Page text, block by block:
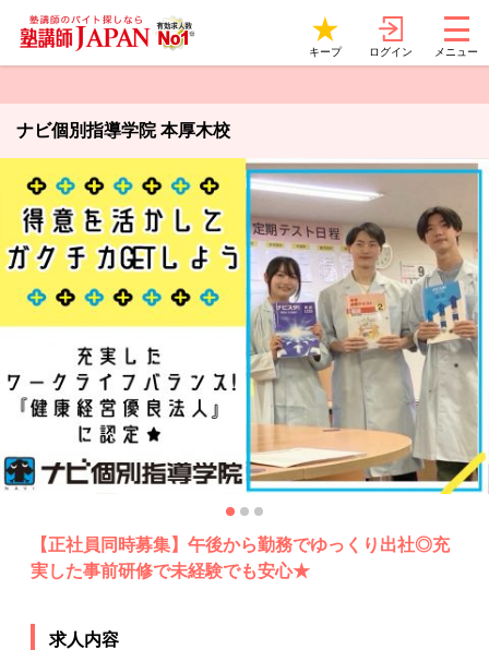
キープ ログイン メニュー
ナビ個別指導学院 本厚木校
【正社員同時募集】午後から勤務でゆっくり出社◎充
実した事前研修で未経験でも安心★
求人内容